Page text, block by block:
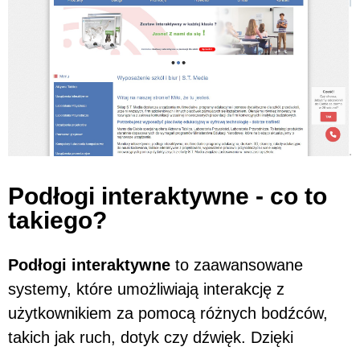
Podłogi interaktywne - co to
takiego?
Podłogi interaktywne to zaawansowane
systemy, które umożliwiają interakcję z
użytkownikiem za pomocą różnych bodźców,
takich jak ruch, dotyk czy dźwięk. Dzięki